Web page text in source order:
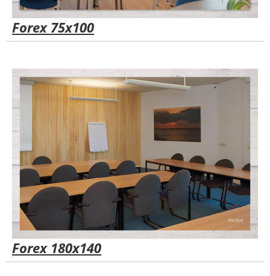
Forex 75x100
Forex 180x140